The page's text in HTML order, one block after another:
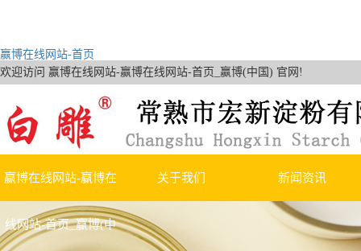
赢博在线网站-首页
欢迎访问 赢博在线网站-赢博在线网站-首页_赢博(中国) 官网!
赢博在线网站-赢博在
线网站-首页_赢博(中
关于我们
公司简介
新闻资讯
赢博在线网站-首页